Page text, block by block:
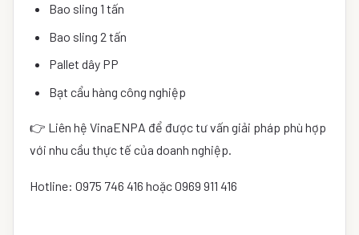
Bao sling 1 tấn
Bao sling 2 tấn
Pallet dây PP
Bạt cẩu hàng công nghiệp
👉 Liên hệ VinaENPA để được tư vấn giải pháp phù hợp
với nhu cầu thực tế của doanh nghiệp.
Hotline: 0975 746 416 hoặc 0969 911 416